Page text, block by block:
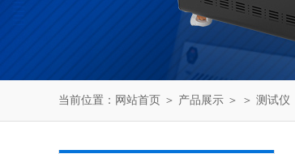
当前位置： 网站首页 ＞ 产品展示 ＞ ＞ 测试仪